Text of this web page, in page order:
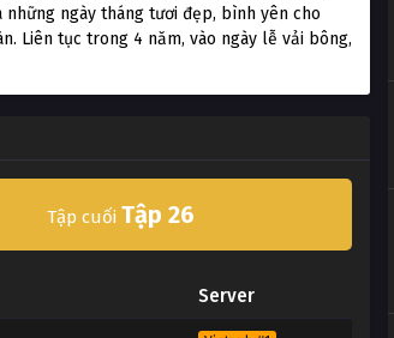
ngày tháng tươi đẹp, bình yên cho
Liên tục trong 4 năm, vào ngày lễ vải bông,
Tập cuối Tập 26
Server